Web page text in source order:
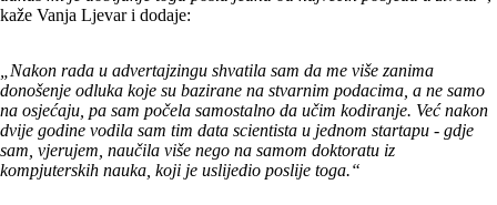
kaže Vanja Ljevar i dodaje:
„Nakon rada u advertajzingu shvatila sam da me više zanima
donošenje odluka koje su bazirane na stvarnim podacima, a ne samo
na osjećaju, pa sam počela samostalno da učim kodiranje. Već nakon
dvije godine vodila sam tim data scientista u jednom startapu - gdje
sam, vjerujem, naučila više nego na samom doktoratu iz
kompjuterskih nauka, koji je uslijedio poslije toga.“